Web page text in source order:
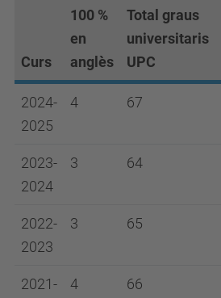
Curs
100 %
en
anglès
Total graus
universitaris
UPC
2024-
2025
4 67
2023-
2024
3 64
2022-
2023
3 65
2021-
4 66